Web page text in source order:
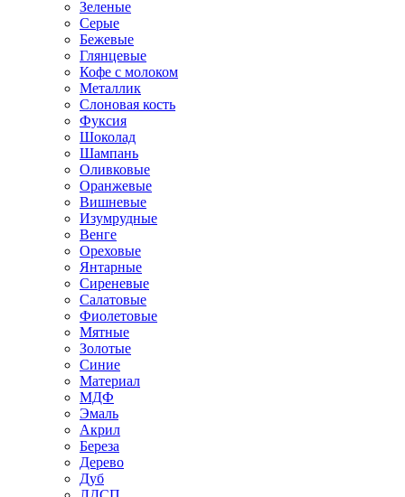
Зеленые
Серые
Бежевые
Глянцевые
Кофе с молоком
Металлик
Слоновая кость
Фуксия
Шоколад
Шампань
Оливковые
Оранжевые
Вишневые
Изумрудные
Венге
Ореховые
Янтарные
Сиреневые
Салатовые
Фиолетовые
Мятные
Золотые
Синие
Материал
МДФ
Эмаль
Акрил
Береза
Дерево
Дуб